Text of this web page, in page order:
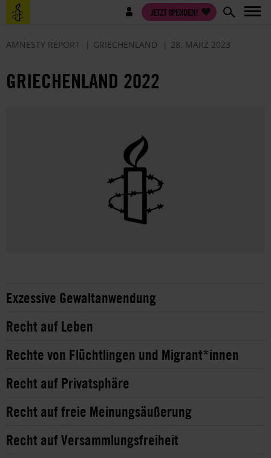
Direkt
zum
Benutzermenü JETZT SPENDEN!
AMNESTY REPORT GRIECHENLAND 28. MÄRZ 2023
GRIECHENLAND 2022
Exzessive Gewaltanwendung
Recht auf Leben
Rechte von Flüchtlingen und Migrant*innen
Recht auf Privatsphäre
Recht auf freie Meinungsäußerung
Recht auf Versammlungsfreiheit